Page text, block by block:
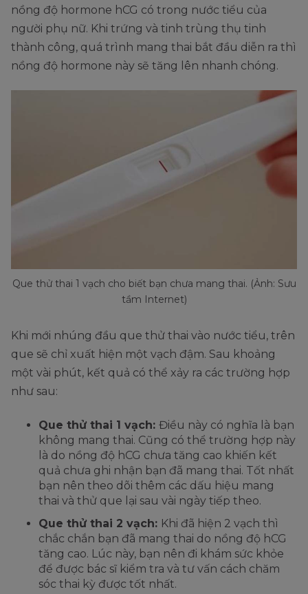
nồng độ hormone hCG có trong nước tiểu của
người phụ nữ. Khi trứng và tinh trùng thụ tinh
thành công, quá trình mang thai bắt đầu diễn ra thì
nồng độ hormone này sẽ tăng lên nhanh chóng.
Que thử thai 1 vạch cho biết bạn chưa mang thai. (Ảnh: Sưu
tầm Internet)
Khi mới nhúng đầu que thử thai vào nước tiểu, trên
que sẽ chỉ xuất hiện một vạch đậm. Sau khoảng
một vài phút, kết quả có thể xảy ra các trường hợp
như sau:
Que thử thai 1 vạch: Điều này có nghĩa là bạn
không mang thai. Cũng có thể trường hợp này
là do nồng độ hCG chưa tăng cao khiến kết
quả chưa ghi nhận bạn đã mang thai. Tốt nhất
bạn nên theo dõi thêm các dấu hiệu mang
thai và thử que lại sau vài ngày tiếp theo.
Que thử thai 2 vạch: Khi đã hiện 2 vạch thì
chắc chắn bạn đã mang thai do nồng độ hCG
tăng cao. Lúc này, bạn nên đi khám sức khỏe
để được bác sĩ kiểm tra và tư vấn cách chăm
sóc thai kỳ được tốt nhất.